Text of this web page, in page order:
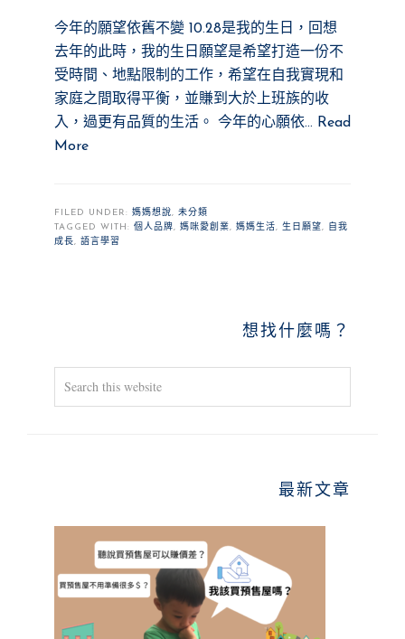
今年的願望依舊不變 10.28是我的生日，回想
去年的此時，我的生日願望是希望打造一份不
受時間、地點限制的工作，希望在自我實現和
家庭之間取得平衡，並賺到大於上班族的收
入，過更有品質的生活。 今年的心願依… Read
More
FILED UNDER: 媽媽想說, 未分類
TAGGED WITH: 個人品牌, 媽咪愛創業, 媽媽生活, 生日願望,
自我
成長, 語言學習
想找什麼嗎？
this
最新文章